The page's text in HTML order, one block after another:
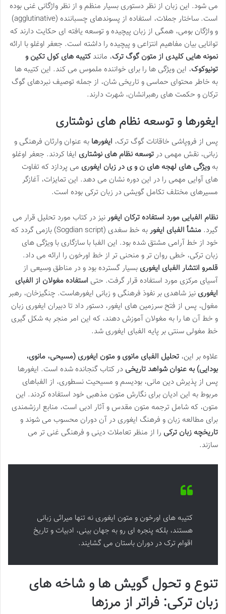
می شود. این زبان از نظر دستوری بسیار منظم و از نظر واژگانی غنی بوده
است. ساختار جملات، استفاده از پسوندهای چسباننده (agglutinative)
و واژگان بومی، همگی از زبان پیچیده و توسعه یافته ای حکایت دارند که
توانایی بیان مفاهیم انتزاعی و پیچیده را داشته است. جعفر اوغلو با ارائه
نمونه هایی کلیدی از متون گوگ ترک، مانند کتیبه های کول تکین و
تونیوکوک، این ویژگی ها را برای خواننده ملموس می کند. این کتیبه ها
به خاطر محتوای حماسی و تاریخی شان، از جمله توصیف نبردهای گوگ
ترکان و حکمت های رهبرانشان، شهرت دارند.
ایغورها و توسعه نظام های نوشتاری
پس از فروپاشی خاقانات گوگ ترک، ایغورها به عنوان وارثان فرهنگی و
زبانی، نقش مهمی درتوسعه نظام های نوشتاری ایفا کردند. جعفر اوغلو
به ویژگی های لهجه های ن و ی در زبان ایغوری می پردازد که تفاوت
های آوایی مهمی را در این دوره نشان می دهد. این تمایزات، آغازگر
مسیرهای مختلف تکامل گویشی در زبان ترکی بوده است.
نظام الفبایی مورد استفاده ترکان ایغورنیز در کتاب مورد تحلیل قرار می
گیرد. منشأ الفبای ایغور
به خط سغدی (Sogdian script) بازمی گردد که
خود از خط آرامی مشتق شده بود. این الفبا با سازگاری با ویژگی های
زبان ترکی، خطی روان تر و منحنی تر از خط اورخون را ارائه می داد.
قلمرو انتشار الفبای ایغوری بسیار گسترده بود و در مناطق وسیعی از
آسیای مرکزی مورد استفاده قرار گرفت. حتی استفاده مغولان از الفبای
ایغوری نیز شاهدی بر نفوذ فرهنگی و زبانی ایغورهاست. چنگیزخان، رهبر
مغول، پس از فتح سرزمین های ایغور، دستور داد تا دبیران ایغوری زبان
و خط آن ها را به مغولان آموزش دهند، که این امر منجر به شکل گیری
خط مغولی سنتی بر پایه الفبای ایغوری شد.
علاوه بر این، تحلیل الفبای مانوی و متون ایغوری (مسیحی، مانوی،
بودایی) به عنوان شواهد تاریخی در کتاب گنجانده شده است. ایغورها
پس از پذیرش دین مانی، بودیسم و مسیحیت نسطوری، از الفباهای
مربوط به این ادیان برای نگارش متون مذهبی خود استفاده کردند. این
متون، که شامل ترجمه متون مقدس و آثار ادبی است، منابع ارزشمندی
برای مطالعه زبان و فرهنگ ایغوری در آن دوران محسوب می شوند و
تاریخچه زبان ترکی را از منظر تعاملات دینی و فرهنگی غنی تر می
سازند.
کتیبه های اورخون و متون ایغوری نه تنها میراثی زبانی
هستند، بلکه پنجره ای رو به جهان بینی، ادبیات و تاریخ
اقوام ترک در دوران باستان می گشایند.
تنوع و تحول گویش ها و شاخه های
زبان ترکی: فراتر از مرزها